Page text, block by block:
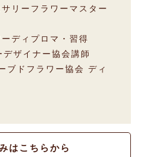
リーフラワーマスター
ディプロマ・習得
ザイナー協会講師
ブドフラワー協会 ディ
はこちらから